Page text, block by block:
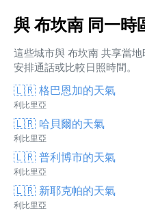
與 布坎南 同一時
這些城市與 布坎南 共享當
安排通話或比較日照時間。
🇱🇷 格巴恩加的天氣
利比里亞
🇱🇷 哈貝爾的天氣
利比里亞
🇱🇷 普利博市的天氣
利比里亞
🇱🇷 新耶克帕的天氣
利比里亞